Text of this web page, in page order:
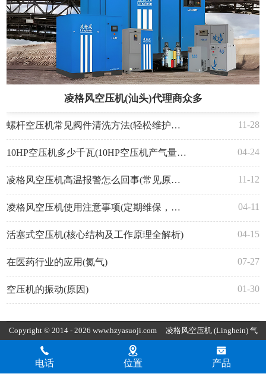
凌格风空压机(汕头)代理商众多
螺杆空压机常见阀件清洗方法(轻松维护设备) 11-28
10HP空压机多少千瓦(10HP空压机产气量多少立方) 04-24
凌格风空压机高温报警怎么回事(常见原因与解决办法) 11-12
凌格风空压机使用注意事项(定期维保，遵守规定) 04-11
活塞式空压机(核心结构及工作原理全解析) 04-15
在医药行业的应用(氮气) 07-27
空压机的振动(原因) 01-30
电话 位置 产品
Copyright © 2014 - 2026 www.hzyasuoji.com 凌格风空压机 (Linghein) 气
胜智能装备（深圳）有限公司版权所有
粤ICP备2021072975号
网安备44030002002880